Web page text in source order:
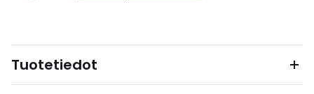
Tuotetiedot